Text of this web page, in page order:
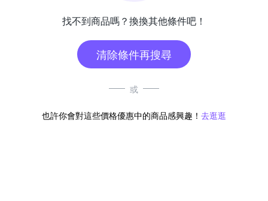
找不到商品嗎？換換其他條件吧！
清除條件再搜尋
或
也許你會對這些價格優惠中的商品感興趣！ 去逛逛